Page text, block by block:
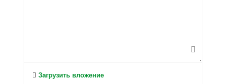
Загрузить вложение